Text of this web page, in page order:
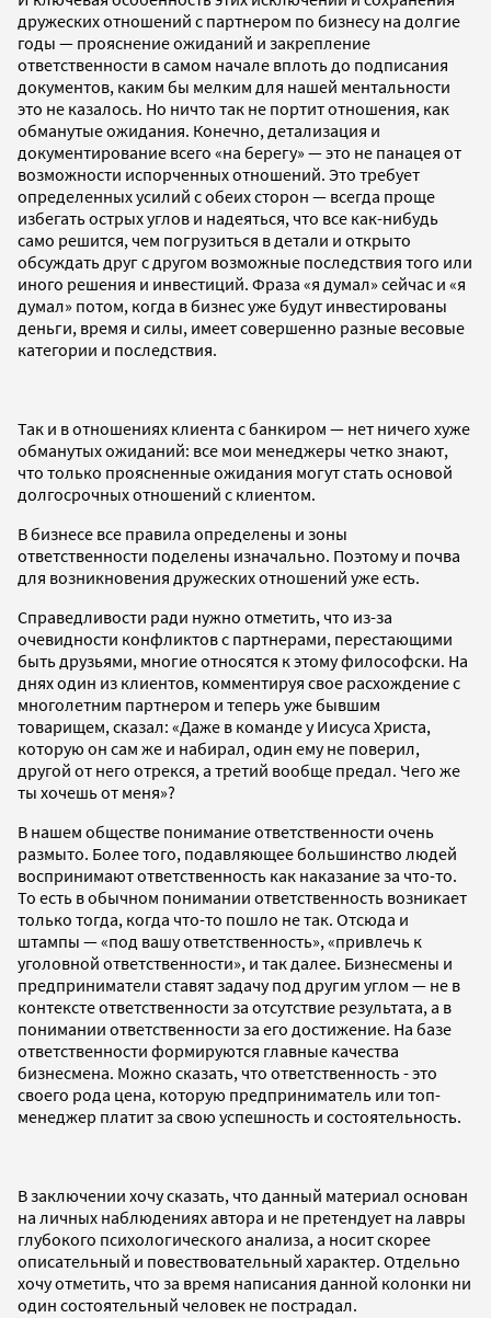
дружеских отношений с партнером по бизнесу на долгие
годы — прояснение ожиданий и закрепление
ответственности в самом начале вплоть до подписания
документов, каким бы мелким для нашей ментальности
это не казалось. Но ничто так не портит отношения, как
обманутые ожидания. Конечно, детализация и
документирование всего «на берегу» — это не панацея от
возможности испорченных отношений. Это требует
определенных усилий с обеих сторон — всегда проще
избегать острых углов и надеяться, что все как-нибудь
само решится, чем погрузиться в детали и открыто
обсуждать друг с другом возможные последствия того или
иного решения и инвестиций. Фраза «я думал» сейчас и «я
думал» потом, когда в бизнес уже будут инвестированы
деньги, время и силы, имеет совершенно разные весовые
категории и последствия.
Так и в отношениях клиента с банкиром — нет ничего хуже
обманутых ожиданий: все мои менеджеры четко знают,
что только проясненные ожидания могут стать основой
долгосрочных отношений с клиентом.
В бизнесе все правила определены и зоны
ответственности поделены изначально. Поэтому и почва
для возникновения дружеских отношений уже есть.
Справедливости ради нужно отметить, что из-за
очевидности конфликтов с партнерами, перестающими
быть друзьями, многие относятся к этому философски. На
днях один из клиентов, комментируя свое расхождение с
многолетним партнером и теперь уже бывшим
товарищем, сказал: «Даже в команде у Иисуса Христа,
которую он сам же и набирал, один ему не поверил,
другой от него отрекся, а третий вообще предал. Чего же
ты хочешь от меня»?
В нашем обществе понимание ответственности очень
размыто. Более того, подавляющее большинство людей
воспринимают ответственность как наказание за что-то.
То есть в обычном понимании ответственность возникает
только тогда, когда что-то пошло не так. Отсюда и
штампы —«под вашу ответственность», «привлечь к
уголовной ответственности», и так далее. Бизнесмены и
предприниматели ставят задачу под другим углом — не в
контексте ответственности за отсутствие результата, а в
понимании ответственности за его достижение. На базе
ответственности формируются главные качества
бизнесмена. Можно сказать, что ответственность - это
своего рода цена, которую предприниматель или топ-
менеджер платит за свою успешность и состоятельность.
В заключении хочу сказать, что данный материал основан
на личных наблюдениях автора и не претендует на лавры
глубокого психологического анализа, а носит скорее
описательный и повествовательный характер. Отдельно
хочу отметить, что за время написания данной колонки ни
один состоятельный человек не пострадал.